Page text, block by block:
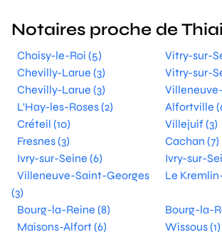
Notaires proche de
Choisy-le-Roi (5)
Vitry-sur-
Chevilly-Larue (3)
Vitry-sur-
Chevilly-Larue (3)
L'Hay-les-Roses (2)
Alfortville
Créteil (10)
Villejuif (3)
Fresnes (3)
Cachan (7)
Ivry-sur-Seine (6)
Ivry-sur-
Villeneuve-Saint-Georges
(3)
Le
Bourg-la-Reine (8)
Bourg-la-
Maisons-Alfort (6)
Wissous (1)